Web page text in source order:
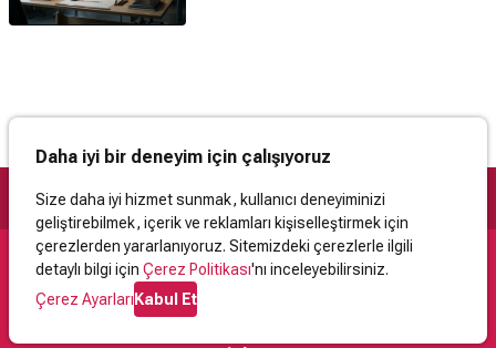
Daha iyi bir deneyim için çalışıyoruz
Size daha iyi hizmet sunmak, kullanıcı deneyiminizi
geliştirebilmek, içerik ve reklamları kişiselleştirmek için
çerezlerden yararlanıyoruz. Sitemizdeki çerezlerle ilgili
detaylı bilgi için Çerez Politikası'nı inceleyebilirsiniz.
Çerez AyarlarıKabul Et
Destek
İletişimYardımKullanıcı Sözleşmesi